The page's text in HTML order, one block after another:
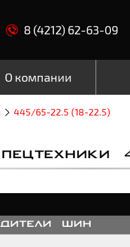
8 (4212) 62-63-09
О компании
445/65-22.5 (18-22.5)
шин